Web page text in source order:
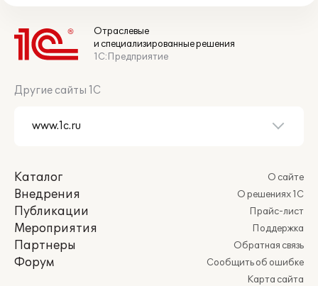
Отраслевые
и специализированные решения
1С:Предприятие
Другие сайты 1С
Каталог
Внедрения
Публикации
Мероприятия
Партнеры
Форум
О сайте
О решениях 1С
Прайс-лист
Поддержка
Обратная связь
Сообщить об ошибке
Карта сайта